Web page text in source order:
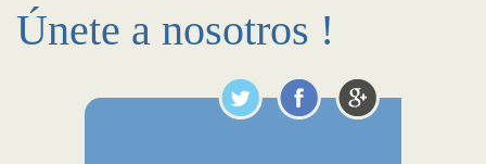
Únete a nosotros !